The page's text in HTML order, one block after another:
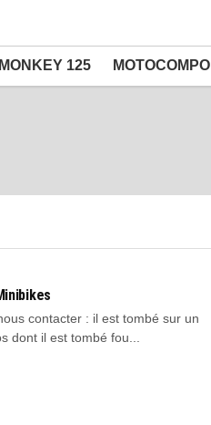
MONKEY 125 MOTOCOMPO
contacter : il est tombé sur un
dont il est tombé fou...